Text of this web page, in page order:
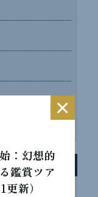
×
：幻想的
鑑賞ツア
新）